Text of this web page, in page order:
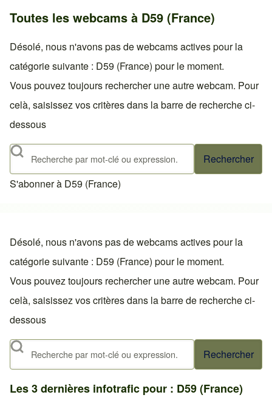
Toutes les webcams à D59 (France)
Désolé, nous n'avons pas de webcams actives pour la
catégorie suivante : D59 (France) pour le moment.
Vous pouvez toujours rechercher une autre webcam. Pour
celà, saisissez vos critères dans la barre de recherche ci-
dessous
Rechercher
S'abonner à D59 (France)
Désolé, nous n'avons pas de webcams actives pour la
catégorie suivante : D59 (France) pour le moment.
Vous pouvez toujours rechercher une autre webcam. Pour
celà, saisissez vos critères dans la barre de recherche ci-
dessous
Rechercher
Les 3 dernières infotrafic pour : D59 (France)